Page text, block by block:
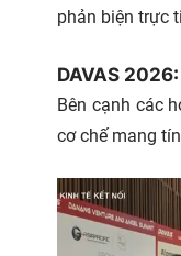
phản biện trực
DAVAS
Bên cạnh các
cơ chế mang